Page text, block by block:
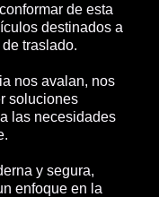
de esta
destinados a
traslado.
nos avalan, nos
soluciones
las necesidades
y segura,
enfoque en la